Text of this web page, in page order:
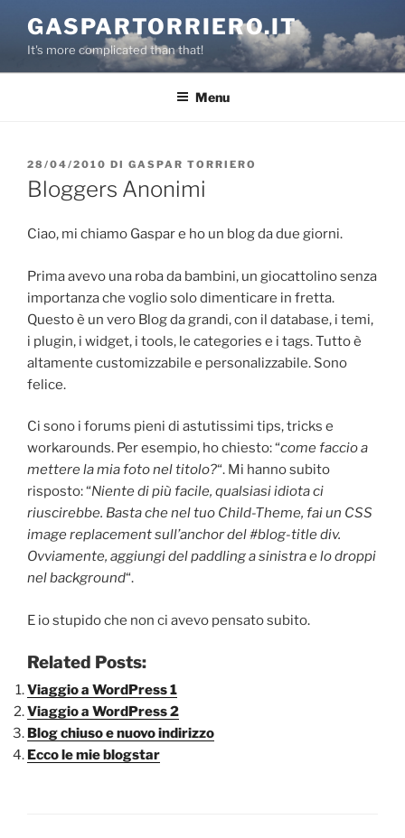
contenuto
GASPARTORRIERO.IT
It's more complicated than that!
Menu
PUBBLICATO
IL
28/04/2010 DI GASPAR TORRIERO
Bloggers Anonimi
Ciao, mi chiamo Gaspar e ho un blog da due giorni.
Prima avevo una roba da bambini, un giocattolino senza
importanza che voglio solo dimenticare in fretta.
Questo è un vero Blog da grandi, con il database, i temi,
i plugin, i widget, i tools, le categories e i tags. Tutto è
altamente customizzabile e personalizzabile. Sono
felice.
Ci sono i forums pieni di astutissimi tips, tricks e
workarounds. Per esempio, ho chiesto: “come faccio a
mettere la mia foto nel titolo?“. Mi hanno subito
risposto: “Niente di più facile, qualsiasi idiota ci
riuscirebbe. Basta che nel tuo Child-Theme, fai un CSS
image replacement sull’anchor del #blog-title div.
Ovviamente, aggiungi del paddling a sinistra e lo droppi
nel background“.
E io stupido che non ci avevo pensato subito.
Related Posts:
Viaggio a WordPress 1
Viaggio a WordPress 2
Blog chiuso e nuovo indirizzo
Ecco le mie blogstar